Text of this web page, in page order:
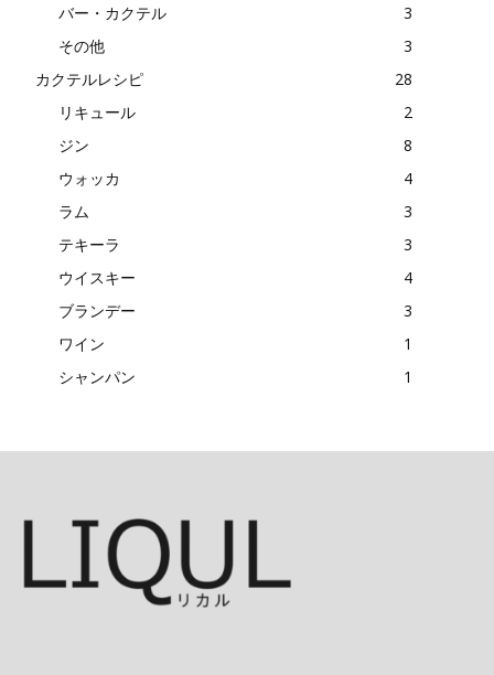
バー・カクテル
3
その他
3
カクテルレシピ
28
リキュール
2
ジン
8
ウォッカ
4
ラム
3
テキーラ
3
ウイスキー
4
ブランデー
3
ワイン
1
シャンパン
1